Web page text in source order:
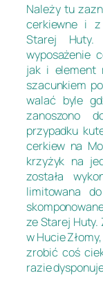
Należy tu
cerkiewne i z
Starej Huty.
wyposażenie
jak i element
szacunkiem
walać byle
zanoszono
przypadku
cerkiew na
krzyżyk na
została
limitowana
ze Starej
w Hucie
zrobić coś
razie